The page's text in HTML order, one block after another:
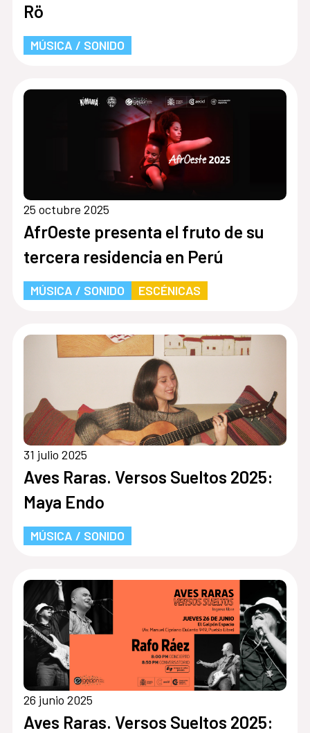
Rö
MÚSICA / SONIDO
25 octubre 2025
AfrOeste presenta el fruto de su
tercera residencia en Perú
MÚSICA / SONIDO ESCÉNICAS
31 julio 2025
Aves Raras. Versos Sueltos 2025:
Maya Endo
MÚSICA / SONIDO
26 junio 2025
Aves Raras. Versos Sueltos 2025: